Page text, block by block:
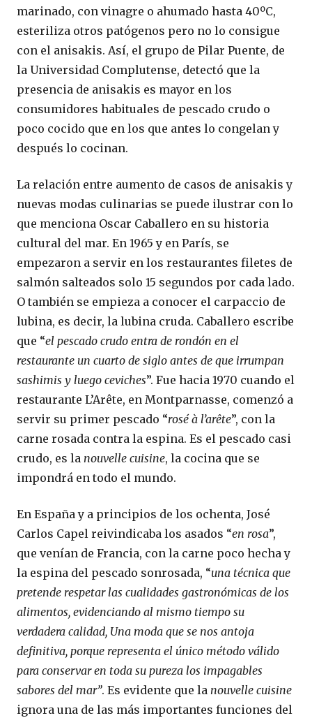
marinado, con vinagre o ahumado hasta 40ºC,
esteriliza otros patógenos pero no lo consigue
con el anisakis. Así, el grupo de Pilar Puente, de
la Universidad Complutense, detectó que la
presencia de anisakis es mayor en los
consumidores habituales de pescado crudo o
poco cocido que en los que antes lo congelan y
después lo cocinan.
La relación entre aumento de casos de anisakis y
nuevas modas culinarias se puede ilustrar con lo
que menciona Oscar Caballero en su historia
cultural del mar. En 1965 y en París, se
empezaron a servir en los restaurantes filetes de
salmón salteados solo 15 segundos por cada lado.
O también se empieza a conocer el carpaccio de
lubina, es decir, la lubina cruda. Caballero escribe
que “el pescado crudo entra de rondón en el
restaurante un cuarto de siglo antes de que irrumpan
sashimis y luego ceviches”. Fue hacia 1970 cuando el
restaurante L’Arête, en Montparnasse, comenzó a
servir su primer pescado “rosé à l’arête”, con la
carne rosada contra la espina. Es el pescado casi
crudo, es la nouvelle cuisine, la cocina que se
impondrá en todo el mundo.
En España y a principios de los ochenta, José
Carlos Capel reivindicaba los asados “en rosa”,
que venían de Francia, con la carne poco hecha y
la espina del pescado sonrosada, “una técnica que
pretende respetar las cualidades gastronómicas de los
alimentos, evidenciando al mismo tiempo su
verdadera calidad, Una moda que se nos antoja
definitiva, porque representa el único método válido
para conservar en toda su pureza los impagables
sabores del mar”. Es evidente que la nouvelle cuisine
ignora una de las más importantes funciones del